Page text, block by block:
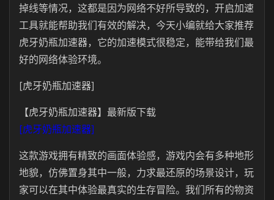
掉线等情况，这都是因为网络不好所导致的，开启加速
工具就能帮助我们有效的解决，今天小编就给大家推荐
虎牙奶瓶加速器，它的加速模式很稳定，能带给我们最
好的网络体验环境。
[虎牙奶瓶加速器]
【虎牙奶瓶加速器】最新版下载
[虎牙奶瓶加速器]
这款游戏拥有精致的画面体验感，游戏内会有多种地形
地貌，仿佛置身其中一般，力求最还原的场景设计，玩
家可以在其中体验最真实的生存冒险。我们所有的物资